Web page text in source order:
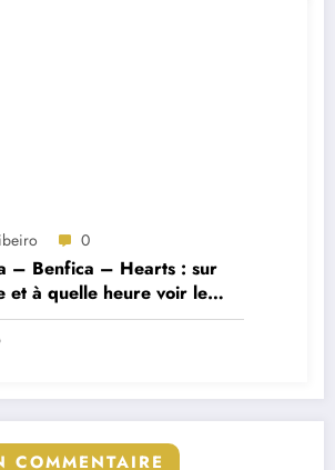
0
– Benfica – Hearts : sur
et à quelle heure voir le
COMMENTAIRE